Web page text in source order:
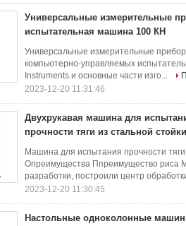
Универсальные измерительные
испытательная машина 100 КН
Универсальные измерительные
компьютерно-управляемых
Instruments.и основные части изго...
2023-12-20 11:31:46
Двухрукавая машина для
прочности тяги из стальной стойки
Машина для испытания прочности тяги
Опреимущества Ппреимущество риса
разработки, построили центр
2023-12-20 11:30:45
Настольные одноколонные